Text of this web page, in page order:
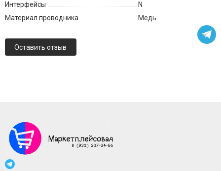
Интерфейсы
N
Материал проводника
Медь
Оставить отзыв